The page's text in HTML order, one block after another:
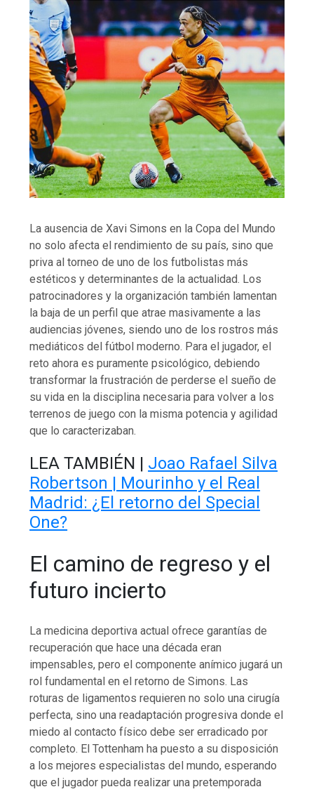
La ausencia de Xavi Simons en la Copa del Mundo
no solo afecta el rendimiento de su país, sino que
priva al torneo de uno de los futbolistas más
estéticos y determinantes de la actualidad. Los
patrocinadores y la organización también lamentan
la baja de un perfil que atrae masivamente a las
audiencias jóvenes, siendo uno de los rostros más
mediáticos del fútbol moderno. Para el jugador, el
reto ahora es puramente psicológico, debiendo
transformar la frustración de perderse el sueño de
su vida en la disciplina necesaria para volver a los
terrenos de juego con la misma potencia y agilidad
que lo caracterizaban.
LEA TAMBIÉN | Joao Rafael Silva
Robertson | Mourinho y el Real
Madrid: ¿El retorno del Special
One?
El camino de regreso y el
futuro incierto
La medicina deportiva actual ofrece garantías de
recuperación que hace una década eran
impensables, pero el componente anímico jugará un
rol fundamental en el retorno de Simons. Las
roturas de ligamentos requieren no solo una cirugía
perfecta, sino una readaptación progresiva donde el
miedo al contacto físico debe ser erradicado por
completo. El Tottenham ha puesto a su disposición
a los mejores especialistas del mundo, esperando
que el jugador pueda realizar una pretemporada